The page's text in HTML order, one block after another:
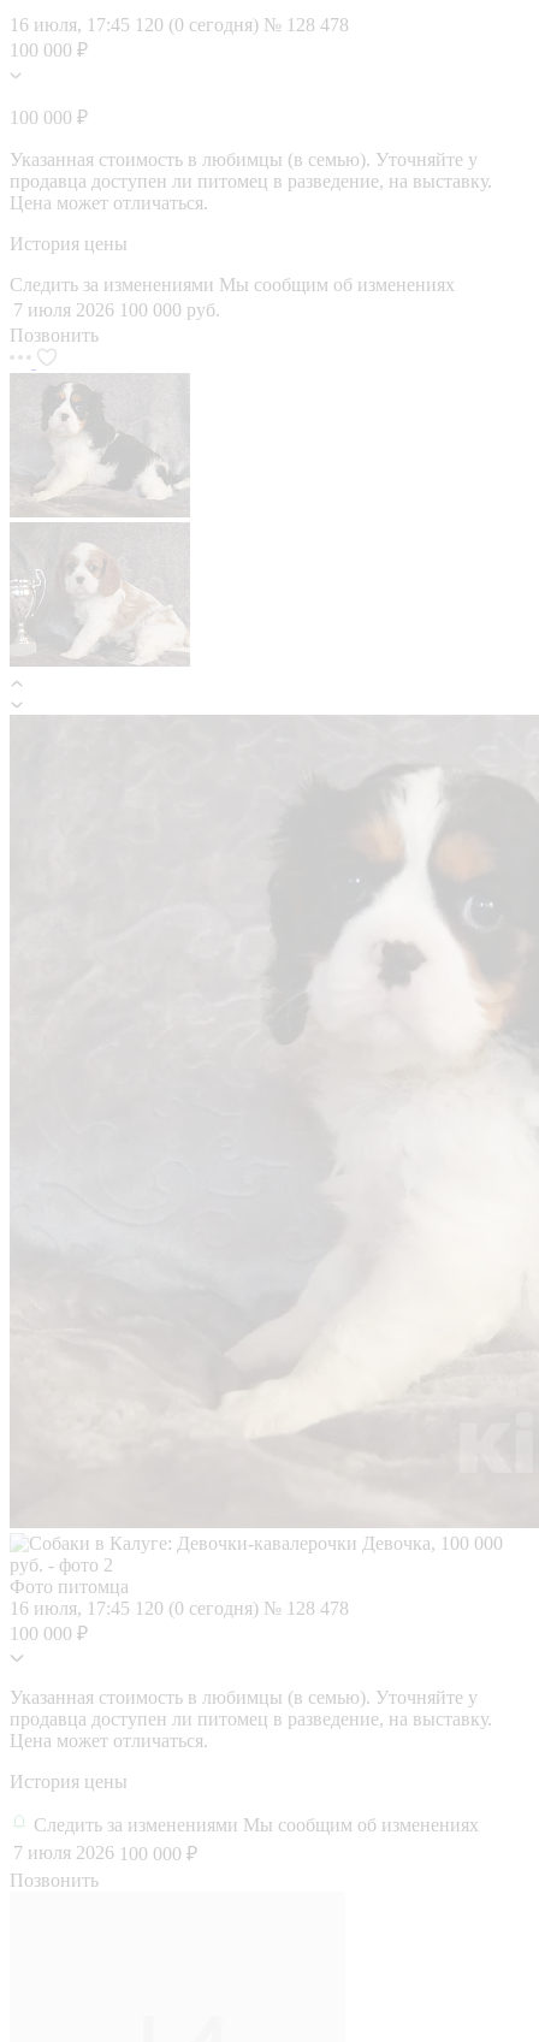
16 июля, 17:45 120 (0 сегодня) № 128 478
100 000 ₽
100 000 ₽
Указанная стоимость в любимцы (в семью). Уточняйте у
продавца доступен ли питомец в разведение, на выставку.
Цена может отличаться.
История цены
Следить за изменениями Мы сообщим об изменениях
7 июля 2026 100 000 руб.
Позвонить
Фото питомца
16 июля, 17:45 120 (0 сегодня) № 128 478
100 000 ₽
Указанная стоимость в любимцы (в семью). Уточняйте у
продавца доступен ли питомец в разведение, на выставку.
Цена может отличаться.
История цены
Следить за изменениями Мы сообщим об изменениях
7 июля 2026 100 000 ₽
Позвонить